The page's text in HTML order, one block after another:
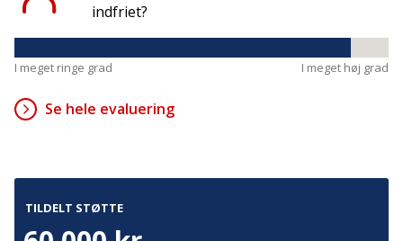
indfriet?
I meget ringe grad I meget høj grad
Se hele evaluering
TILDELT STØTTE
Fakturering
Presse
Persondata
Vilkår